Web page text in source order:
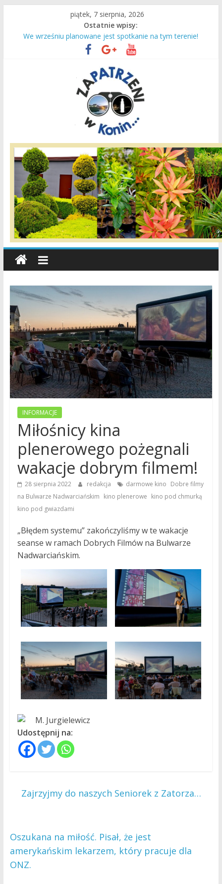
piątek, 7 sierpnia, 2026
Ostatnie wpisy:
Słodka niepamięć…
We wrześniu planowane jest spotkanie na tym terenie!
Czas intensywnej pracy dla naszych ciepłowników!
Zapatrzeni
w
Konin
wiadomości,
informacje,
sport,
Konin,
Koło,
Słupca,
Wielkopolska,
Polska
INFORMACJE
Miłośnicy kina
plenerowego pożegnali
wakacje dobrym filmem!
28 sierpnia 2022 redakcja darmowe kino Dobre filmy
na Bulwarze Nadwarciańskim kino plenerowe kino pod chmurką
kino pod gwiazdami
„Błędem systemu” zakończyliśmy w te wakacje
seanse w ramach Dobrych Filmów na Bulwarze
Nadwarciańskim.
M. Jurgielewicz
Udostępnij na:
Zajrzyjmy do naszych Seniorek z Zatorza…
Oszukana na miłość. Pisał, że jest
amerykańskim lekarzem, który pracuje dla
ONZ.